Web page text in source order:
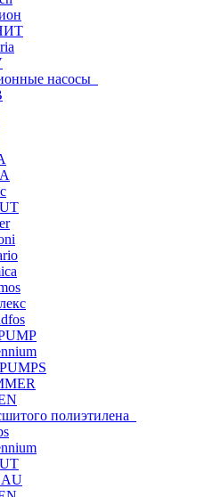
насосы
полиэтилена